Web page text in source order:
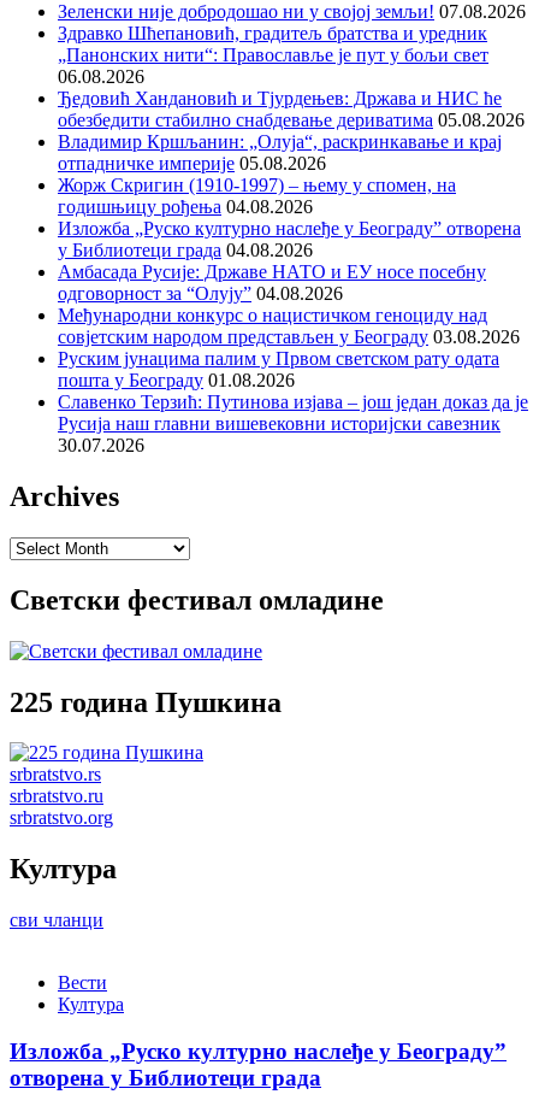
Зеленски није добродошао ни у својој земљи! 07.08.2026
Здравко Шћепановић, градитељ братства и уредник
„Панонских нити“: Православље је пут у бољи свет
06.08.2026
Ђедовић Хандановић и Тјурдењев: Држава и НИС ће
обезбедити стабилно снабдевање дериватима 05.08.2026
Владимир Кршљанин: „Олуја“, раскринкавање и крај
отпадничке империје 05.08.2026
Жорж Скригин (1910-1997) – њему у спомен, на
годишњицу рођења 04.08.2026
Изложба „Руско културно наслеђе у Београду” отворена
у Библиотеци града 04.08.2026
Амбасада Русије: Државе НАТО и ЕУ носе посебну
одговорност за “Олују” 04.08.2026
Међународни конкурс о нацистичком геноциду над
совјетским народом представљен у Београду 03.08.2026
Руским јунацима палим у Првом светском рату одата
пошта у Београду 01.08.2026
Славенко Терзић: Путинова изјава – још један доказ да је
Русија наш главни вишевековни историјски савезник
30.07.2026
Archives
Archives
Светски фестивал омладине
225 година Пушкина
srbratstvo.rs
srbratstvo.ru
srbratstvo.org
Култура
сви чланци
Вести
Култура
Изложба „Руско културно наслеђе у Београду”
отворена у Библиотеци града